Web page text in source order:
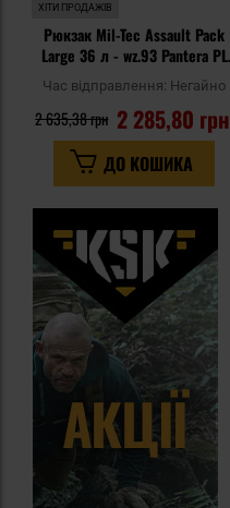
ХІТИ ПРОДАЖІВ
Рюкзак Mil-Tec Assault Pack
Large 36 л - wz.93 Pantera PL
Час відправлення: Негайно
2 285,80 грн
2 635,38 грн
ДО КОШИКА